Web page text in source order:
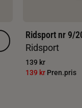
Ridsport nr 9/
Ridsport
139 kr
139 kr Pren.pris